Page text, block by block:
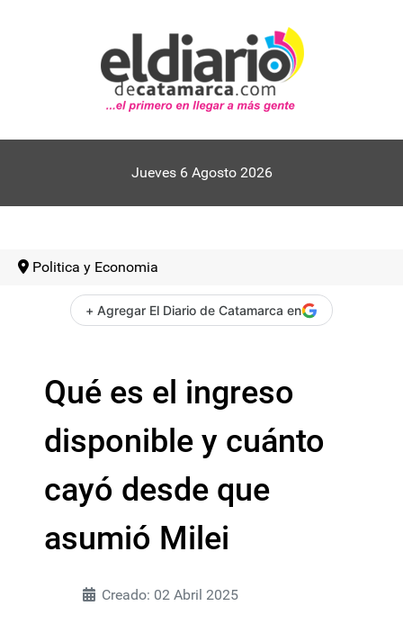
Jueves 6 Agosto 2026
Politica y Economia
+ Agregar El Diario de Catamarca en
Qué es el ingreso
disponible y cuánto
cayó desde que
asumió Milei
Creado: 02 Abril 2025